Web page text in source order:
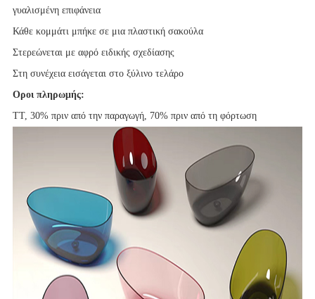
γυαλισμένη επιφάνεια
Κάθε κομμάτι μπήκε σε μια πλαστική σακούλα
Στερεώνεται με αφρό ειδικής σχεδίασης
Στη συνέχεια εισάγεται στο ξύλινο τελάρο
Οροι πληρωμής:
TT, 30% πριν από την παραγωγή, 70% πριν από τη φόρτωση